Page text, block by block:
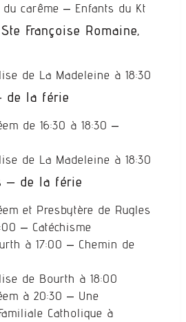
carême – Enfants du Kt
Françoise Romaine,
de La Madeleine à 18:30
de la férie
de 16:30 à 18:30 –
de La Madeleine à 18:30
– de la férie
et Presbytère de Rugles
– Catéchisme
à 17:00 – Chemin de
de Bourth à 18:00
à 20:30 – Une
Catholique à